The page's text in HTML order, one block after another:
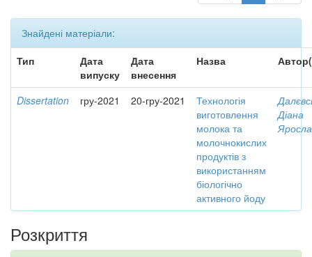
Знайдені матеріали:
Тип
Дата
випуску
Дата
внесення
Назва
Dissertation гру-2021 20-гру-2021
Технологія
виготовлення
молока та
молочнокислих
продуктів з
використанням
біологічно
активного йоду
Діана
Розкриття